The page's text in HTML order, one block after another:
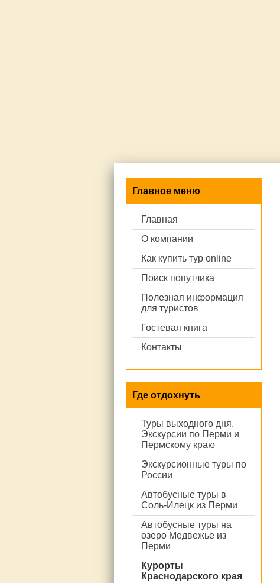
Главное меню
Главная
О компании
Как купить тур online
Поиск попутчика
Полезная информация
для туристов
Гостевая книга
Контакты
Где отдохнуть
Туры выходного дня.
Экскурсии по Перми и
Пермскому краю
Экскурсионные туры по
России
Автобусные туры в
Соль-Илецк из Перми
Автобусные туры на
озеро Медвежье из
Перми
Курорты
Краснодарского края